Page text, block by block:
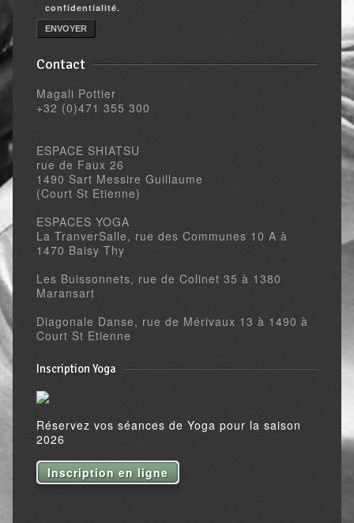
confidentialité.
Contact
Magali Pottier
+32 (0)471 355 300
ESPACE SHIATSU
rue de Faux 26
1490 Sart Messire Guillaume
(Court St Etienne)
ESPACES YOGA
La TranverSalle, rue des Communes 10 A à
1470 Baisy Thy
Les Buissonnets, rue de Colinet 35 à 1380
Maransart
Diagonale Danse, rue de Mérivaux 13 à 1490 à
Court St Etienne
Inscription Yoga
Réservez vos séances de Yoga pour la saison
2026
Inscription en ligne